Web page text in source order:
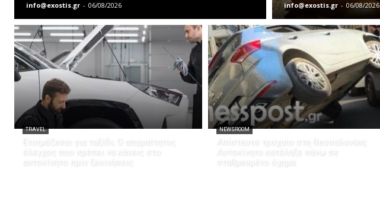
info@exostis.gr - 06/08/2026 info@exostis.gr - 06/08/2026
TRAVEL
Ετοιμάζεσαι για ταξίδι; Ο απαραίτητος
έλεγχος που πρέπει να κάνεις στο
αυτοκίνητο πριν ξεκινήσεις
NEWSROOM
Απίστευτο τροχαίο στη Θεσσαλονίκη:
Αυτοκίνητο κατέληξε πάνω σε
σταθμευμένο όχημα